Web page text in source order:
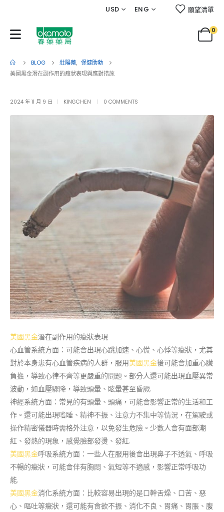
USD ENG 願望清單
0
BLOG 壯陽藥, 保健助勃
美國黑金潛在副作用的癥狀表現與應對措施
2024 年 11 月 9 日 KINGCHEN 0 COMMENTS
美國黑金潛在副作用的癥狀表現
心血管系統方面：可能會出現心跳加速、心慌、心悸等癥狀，尤其
對於本身患有心血管疾病的人群，服用美國黑金後可能會加重心臟
負擔，導致心律不齊等更嚴重的問題。部分人還可能出現血壓異常
波動，如血壓驟降，導致頭暈、眩暈甚至昏厥.
神經系統方面：常見的有頭暈、頭痛，可能會影響正常的生活和工
作。還可能出現嗜睡、精神不振、注意力不集中等情況，在駕駛或
操作精密儀器時需格外注意，以免發生危險。少數人會有面部潮
紅、發熱的現象，感覺臉部發燙、發紅.
美國黑金呼吸系統方面：一些人在服用後會出現鼻子不透氣、呼吸
不暢的癥狀，可能會伴有胸悶、氣短等不適感，影響正常呼吸功
能.
美國黑金消化系統方面：比較容易出現的是口幹舌燥、口苦、惡
心、嘔吐等癥狀，還可能有食欲不振、消化不良、胃痛、胃脹、腹